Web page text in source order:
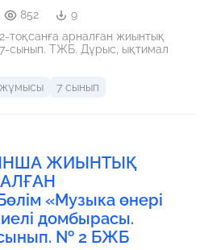
852
9
2-тоқсанға арналған жиынтық
ТЖБ. Дұрыс, ықтимал
7 сынып
ЖИЫНТЫҚ
«Музыка өнері
домбырасы.
№ 2 БЖБ